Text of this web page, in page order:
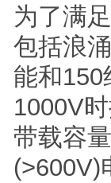
为了满
包括浪
能和150
1000V
带载容
(>600V)